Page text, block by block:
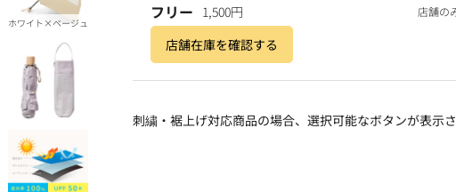
ホワイト×ベージュ
フリー 1,500円 店舗の
店舗在庫を確認する
刺繍・裾上げ対応商品の場合、選択可能なボタンが表示